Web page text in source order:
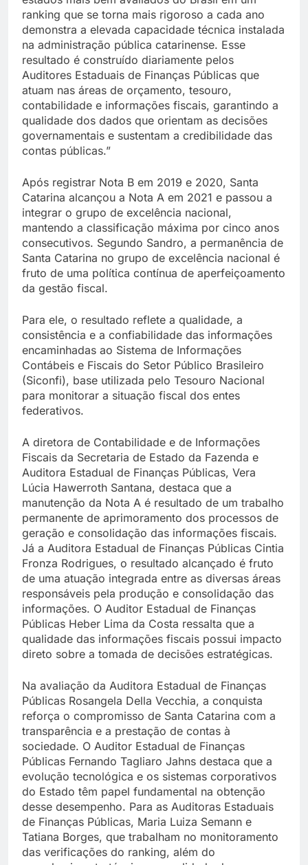
ranking que se torna mais rigoroso a cada ano
demonstra a elevada capacidade técnica instalada
na administração pública catarinense. Esse
resultado é construído diariamente pelos
Auditores Estaduais de Finanças Públicas que
atuam nas áreas de orçamento, tesouro,
contabilidade e informações fiscais, garantindo a
qualidade dos dados que orientam as decisões
governamentais e sustentam a credibilidade das
contas públicas.”
Após registrar Nota B em 2019 e 2020, Santa
Catarina alcançou a Nota A em 2021 e passou a
integrar o grupo de excelência nacional,
mantendo a classificação máxima por cinco anos
consecutivos. Segundo Sandro, a permanência de
Santa Catarina no grupo de excelência nacional é
fruto de uma política contínua de aperfeiçoamento
da gestão fiscal.
Para ele, o resultado reflete a qualidade, a
consistência e a confiabilidade das informações
encaminhadas ao Sistema de Informações
Contábeis e Fiscais do Setor Público Brasileiro
(Siconfi), base utilizada pelo Tesouro Nacional
para monitorar a situação fiscal dos entes
federativos.
A diretora de Contabilidade e de Informações
Fiscais da Secretaria de Estado da Fazenda e
Auditora Estadual de Finanças Públicas, Vera
Lúcia Hawerroth Santana, destaca que a
manutenção da Nota A é resultado de um trabalho
permanente de aprimoramento dos processos de
geração e consolidação das informações fiscais.
Já a Auditora Estadual de Finanças Públicas Cintia
Fronza Rodrigues, o resultado alcançado é fruto
de uma atuação integrada entre as diversas áreas
responsáveis pela produção e consolidação das
informações. O Auditor Estadual de Finanças
Públicas Heber Lima da Costa ressalta que a
qualidade das informações fiscais possui impacto
direto sobre a tomada de decisões estratégicas.
Na avaliação da Auditora Estadual de Finanças
Públicas Rosangela Della Vecchia, a conquista
reforça o compromisso de Santa Catarina com a
transparência e a prestação de contas à
sociedade. O Auditor Estadual de Finanças
Públicas Fernando Tagliaro Jahns destaca que a
evolução tecnológica e os sistemas corporativos
do Estado têm papel fundamental na obtenção
desse desempenho. Para as Auditoras Estaduais
de Finanças Públicas, Maria Luiza Semann e
Tatiana Borges, que trabalham no monitoramento
das verificações do ranking, além do